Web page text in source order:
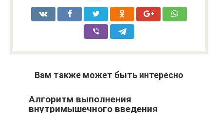
Вам также может быть интересно
Алгоритм выполнения
внутримышечного введения